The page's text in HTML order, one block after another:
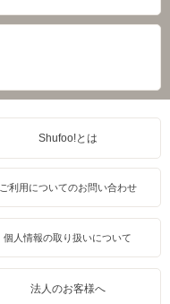
Shufoo!とは
ご利用についてのお問い合わせ
個人情報の取り扱いについて
法人のお客様へ